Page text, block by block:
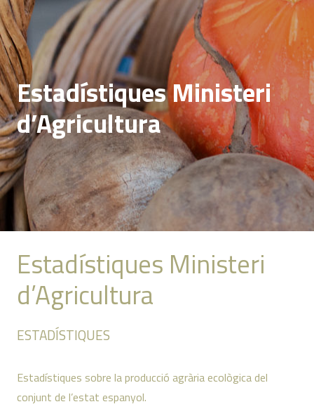
Estadístiques Ministeri
d’Agricultura
Estadístiques Ministeri
d’Agricultura
ESTADÍSTIQUES
Estadístiques sobre la producció agrària ecològica del
conjunt de l’estat espanyol.